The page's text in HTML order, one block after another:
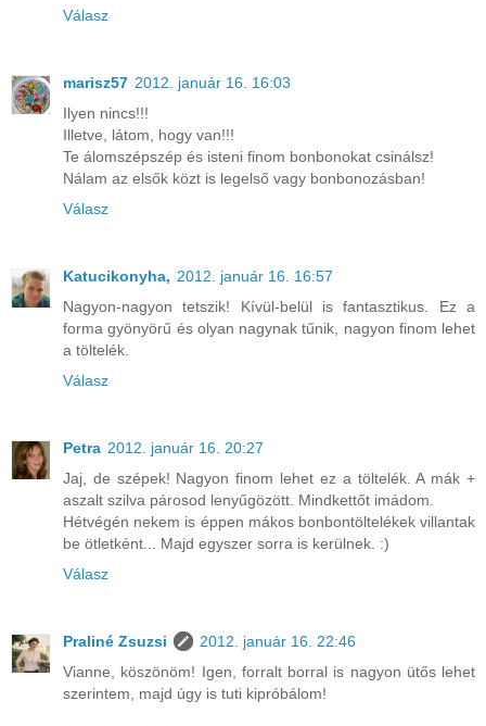
Válasz
marisz57 2012. január 16. 16:03
Ilyen nincs!!!
Illetve, látom, hogy van!!!
Te álomszépszép és isteni finom bonbonokat csinálsz!
Nálam az elsők közt is legelső vagy bonbonozásban!
Válasz
Katucikonyha, 2012. január 16. 16:57
Nagyon-nagyon tetszik! Kívül-belül is fantasztikus. Ez a
forma gyönyörű és olyan nagynak tűnik, nagyon finom lehet
a töltelék.
Válasz
Petra 2012. január 16. 20:27
Jaj, de szépek! Nagyon finom lehet ez a töltelék. A mák +
aszalt szilva párosod lenyűgözött. Mindkettőt imádom.
Hétvégén nekem is éppen mákos bonbontöltelékek villantak
be ötletként... Majd egyszer sorra is kerülnek. :)
Válasz
Praliné Zsuzsi
2012. január 16. 22:46
Vianne, köszönöm! Igen, forralt borral is nagyon ütős lehet
szerintem, majd úgy is tuti kipróbálom!